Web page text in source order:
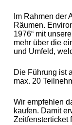
Im Rahmen der
Räumen.
1976“ mit
mehr über die
und Umfeld,
Die Führung ist
max. 20
Wir empfehlen
kaufen. Damit
Zeitfensterticket